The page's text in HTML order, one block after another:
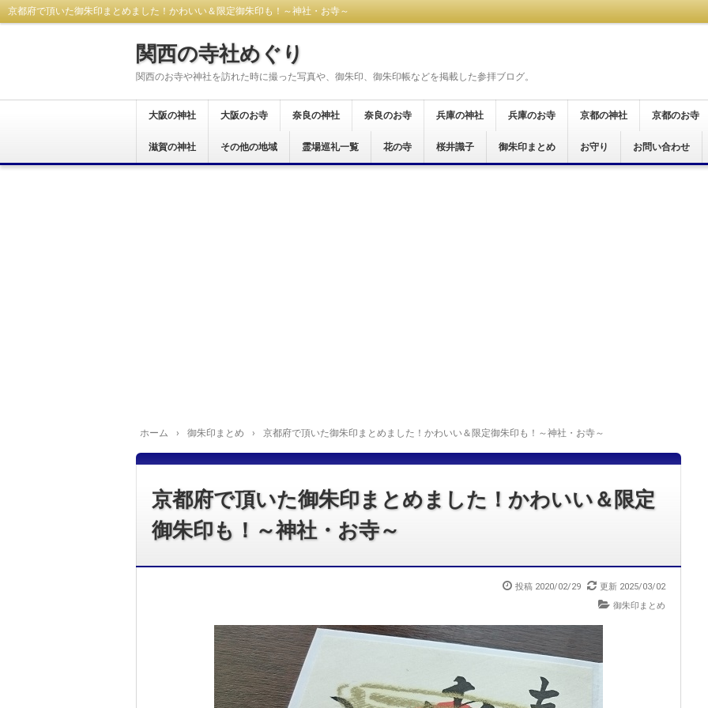
京都府で頂いた御朱印まとめました！かわいい＆限定御朱印も！～神社・お寺～
関西の寺社めぐり
関西のお寺や神社を訪れた時に撮った写真や、御朱印、御朱印帳などを掲載した参拝ブログ。
大阪の神社
大阪市
東大阪市
八尾市
藤井寺市
富田林市
羽曳野市
柏原市
河内長野市
堺市
大阪狭山市
交野市
松原市
茨木市
岸和田市
和泉市
貝塚市
阪南市
高石市
豊中市
泉佐野市
泉南市
南河内郡
大阪のお寺
大阪市
東大阪市
八尾市
富田林市
河内長野市
羽曳野市
藤井寺市
柏原市
堺市
泉南市
箕面市
和泉市
岸和田市
貝塚市
南河内郡
泉佐野市
豊中市
奈良の神社
奈良市
生駒市
桜井市
橿原市
天理市
御所市
葛城市
大和郡山市
宇陀市
生駒郡
磯城郡
吉野郡
北葛城郡
高市郡
奈良のお寺
奈良市
桜井市
天理市
橿原市
御所市
葛城市
大和郡山市
生駒市
五條市
宇陀市
磯城郡
生駒郡
高市郡
吉野郡
北葛城郡
明日香村
兵庫の神社
神戸市
尼崎市
兵庫のお寺
尼崎市
加西市
姫路市
京都の神社
京都市
京都のお寺
京都市
宮津市
舞鶴市
木津川市
滋賀の神社 その他の地域 霊場巡礼一覧 花の寺 桜井識子 御朱印まとめ お守り お問い合わせ
ホーム › 御朱印まとめ › 京都府で頂いた御朱印まとめました！かわいい＆限定御朱印も！～神社・お寺～
京都府で頂いた御朱印まとめました！かわいい＆限定
御朱印も！～神社・お寺～
投稿 2020/02/29 更新 2025/03/02
御朱印まとめ